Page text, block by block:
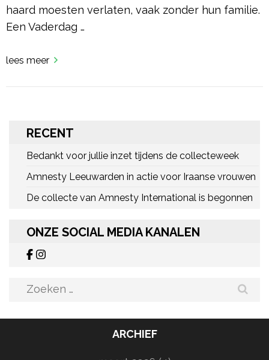
haard moesten verlaten, vaak zonder hun familie.
Een Vaderdag …
lees meer
RECENT
Bedankt voor jullie inzet tijdens de collecteweek
Amnesty Leeuwarden in actie voor Iraanse vrouwen
De collecte van Amnesty International is begonnen
ONZE SOCIAL MEDIA KANALEN
Zoeken
ARCHIEF